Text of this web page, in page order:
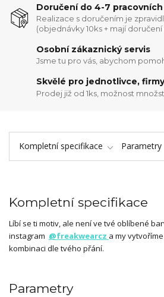
Doručení do 4-7
Realizace s doručením je
(objednávky 10ks + mají
Osobní zákaznický servis
Jsme tu pro vás, abychom
Skvělé pro jednotlivce,
Prodej již od 1ks, možnost
Kompletní specifikace Parametry
Kompletní specifikace
Líbí se ti motiv, ale není ve tvé oblíbené
instagram @freakwearcz a my
kombinaci dle tvého přání.
Parametry